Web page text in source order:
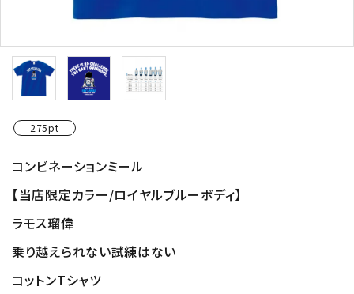
275pt
コンビネーションミール
【当店限定カラー/ロイヤルブルーボディ】
ラモス瑠偉
乗り越えられない試練はない
コットンTシャツ